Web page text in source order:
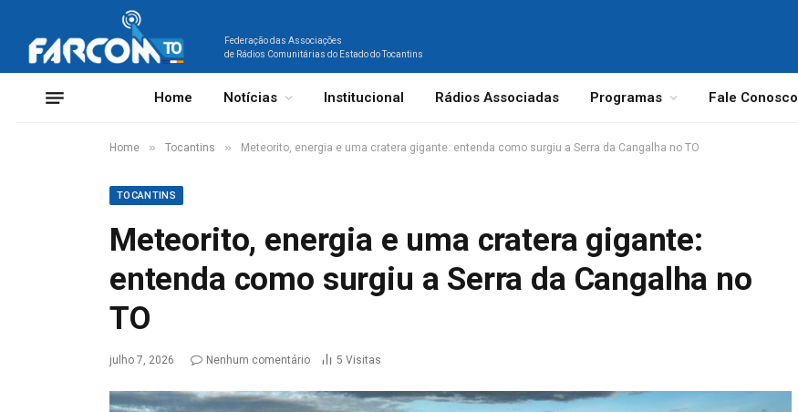
Federação das Associações
de Rádios Comunitárias do Estado do Tocantins
Home Notícias Institucional Rádios Associadas Programas Fale Conosco
Home » Tocantins » Meteorito, energia e uma cratera gigante: entenda como surgiu a Serra da Cangalha no TO
TOCANTINS
Meteorito, energia e uma cratera gigante:
entenda como surgiu a Serra da Cangalha no
TO
julho 7, 2026 Nenhum comentário 5 Visitas